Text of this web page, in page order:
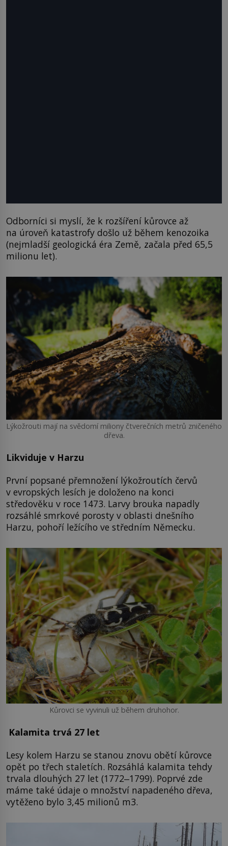
Odborníci si myslí, že k rozšíření kůrovce až
na úroveň katastrofy došlo už během kenozoika
(nejmladší geologická éra Země, začala před 65,5
milionu let).
Lýkožrouti mají na svědomí miliony čtverečních metrů zničeného
dřeva.
Likviduje v Harzu
První popsané přemnožení lýkožroutích červů
v evropských lesích je doloženo na konci
středověku v roce 1473. Larvy brouka napadly
rozsáhlé smrkové porosty v oblasti dnešního
Harzu, pohoří ležícího ve středním Německu.
Kůrovci se vyvinuli už během druhohor.
Kalamita trvá 27 let
Lesy kolem Harzu se stanou znovu obětí kůrovce
opět po třech staletích. Rozsáhlá kalamita tehdy
trvala dlouhých 27 let (1772‒1799). Poprvé zde
máme také údaje o množství napadeného dřeva,
vytěženo bylo 3,45 milionů m3.